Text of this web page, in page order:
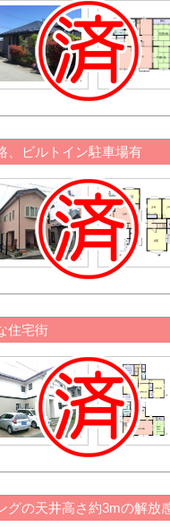
、ビルトイン駐車場有
住宅街
グの天井高さ約3mの解放